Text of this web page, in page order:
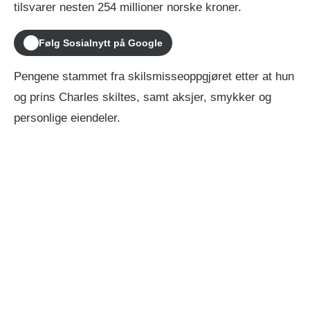
tilsvarer nesten 254 millioner norske kroner.
Følg Sosialnytt på Google
Pengene stammet fra skilsmisseoppgjøret etter at hun
og prins Charles skiltes, samt aksjer, smykker og
personlige eiendeler.